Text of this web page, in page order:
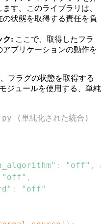
す。このライブラリは、
状態を取得する責任を負
ク: ここで、取得したフラ
プリケーションの動作を
フラグの状態を取得する
モジュールを使用する、単純
単純化された統合)
: "off" ,
"off" ,
:
"off"